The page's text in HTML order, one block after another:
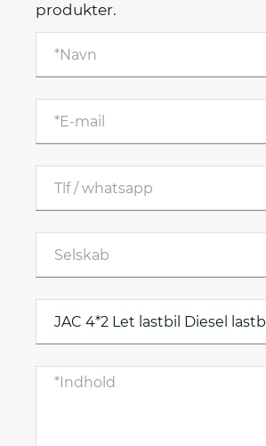
produkter.